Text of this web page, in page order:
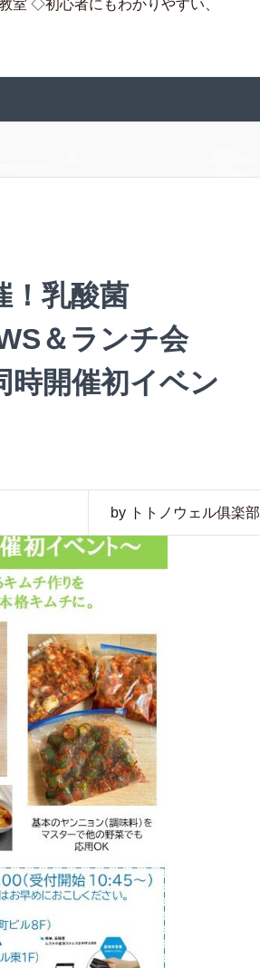
室 ◇初心者にもわかりやすい、
！乳酸菌
＆ランチ会
時開催初イベン
by トトノウェル俱楽部